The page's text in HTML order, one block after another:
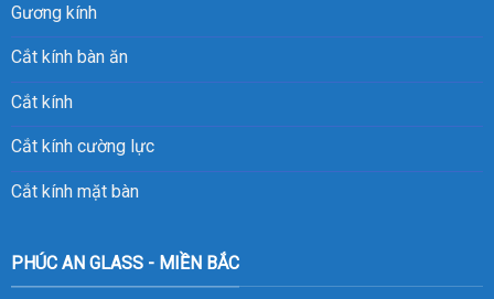
Gương kính
Cắt kính bàn ăn
Cắt kính
Cắt kính cường lực
Cắt kính mặt bàn
PHÚC AN GLASS - MIỀN BẮC